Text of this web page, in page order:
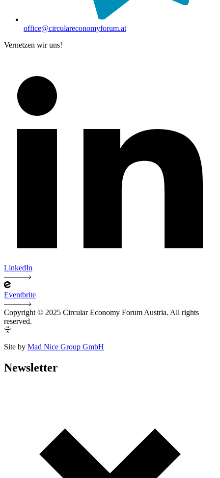
office@circulareconomyforum.at
Vernetzen wir uns!
LinkedIn
Eventbrite
Copyright © 2025 Circular Economy Forum Austria. All rights
reserved.
Site by Mad Nice Group GmbH
Newsletter